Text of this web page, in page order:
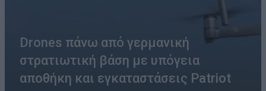
Drones πάνω από γερμανική
στρατιωτική βάση με υπόγεια
αποθήκη και εγκαταστάσεις Patriot